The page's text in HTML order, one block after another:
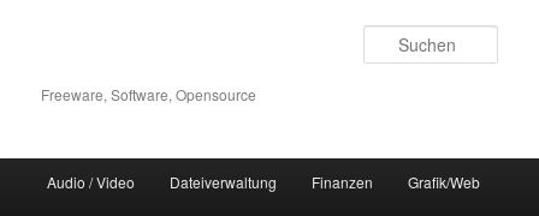
Freeware, Software, Opensource
Audio / Video Dateiverwaltung Finanzen Grafik/Web